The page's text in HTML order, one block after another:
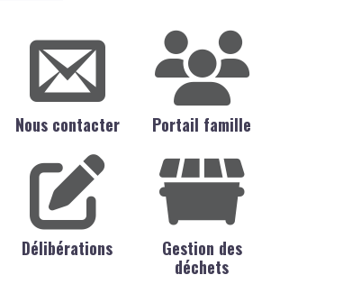
Nous contacter Portail famille
Délibérations
Gestion des
déchets